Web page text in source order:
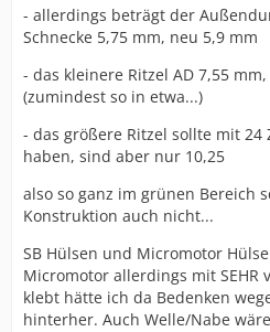
- allerdings beträgt der
Schnecke 5,75 mm, neu 5,9 mm
- das kleinere Ritzel AD 7,55
(zumindest so in etwa...)
- das größere Ritzel sollte mit 24
haben, sind aber nur 10,25
also so ganz im grünen Bereich
Konstruktion auch nicht...
SB Hülsen und Micromotor
Micromotor allerdings mit SEHR
klebt hätte ich da Bedenken
hinterher. Auch Welle/Nabe